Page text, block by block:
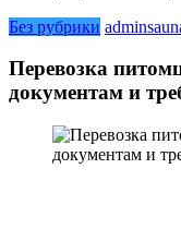
Без рубрики
Перевозка
документам и